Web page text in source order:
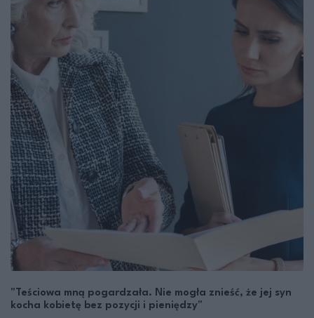
"Teściowa mną pogardzała. Nie mogła znieść, że jej syn
kocha kobietę bez pozycji i pieniędzy"